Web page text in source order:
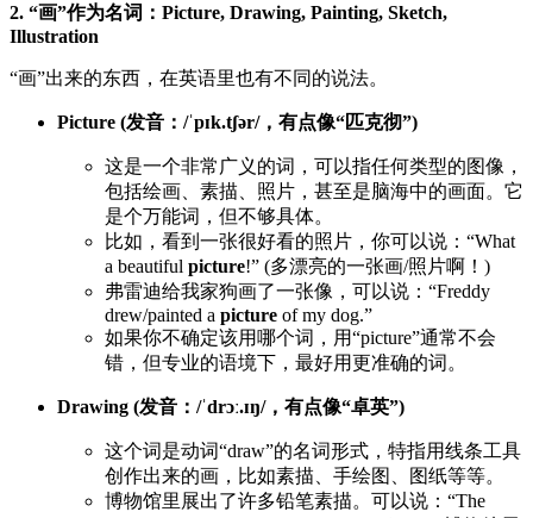
2. “画”作为名词：Picture, Drawing, Painting, Sketch,
Illustration
“画”出来的东西，在英语里也有不同的说法。
Picture (发音：/ˈpɪk.tʃər/，有点像“匹克彻”)
这是一个非常广义的词，可以指任何类型的图像，
包括绘画、素描、照片，甚至是脑海中的画面。它
是个万能词，但不够具体。
比如，看到一张很好看的照片，你可以说：“What
a beautiful picture!” (多漂亮的一张画/照片啊！)
弗雷迪给我家狗画了一张像，可以说：“Freddy
drew/painted a picture of my dog.”
如果你不确定该用哪个词，用“picture”通常不会
错，但专业的语境下，最好用更准确的词。
Drawing (发音：/ˈdrɔː.ɪŋ/，有点像“卓英”)
这个词是动词“draw”的名词形式，特指用线条工具
创作出来的画，比如素描、手绘图、图纸等等。
博物馆里展出了许多铅笔素描。可以说：“The